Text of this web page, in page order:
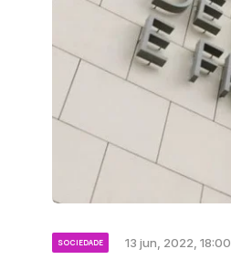
SOCIEDADE 13 jun, 2022, 18:00